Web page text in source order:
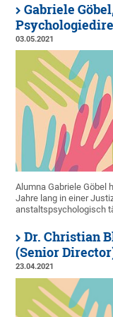
Gabriele
03.05.2021
Alumna Gabriele Göbel
Jahre lang in einer
anstaltspsychologisch
Dr. Christian
(Senior
23.04.2021